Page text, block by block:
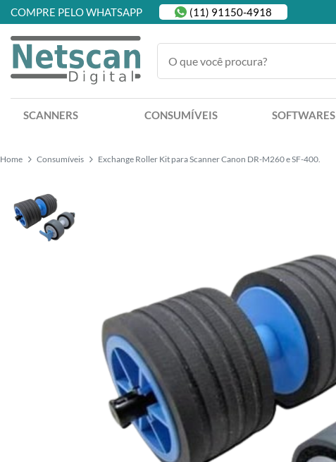
COMPRE PELO WHATSAPP (11) 91150-4918
SCANNERS CONSUMÍVEIS SOFTWARES
Home Consumíveis Exchange Roller Kit para Scanner Canon DR-M260 e SF-400.